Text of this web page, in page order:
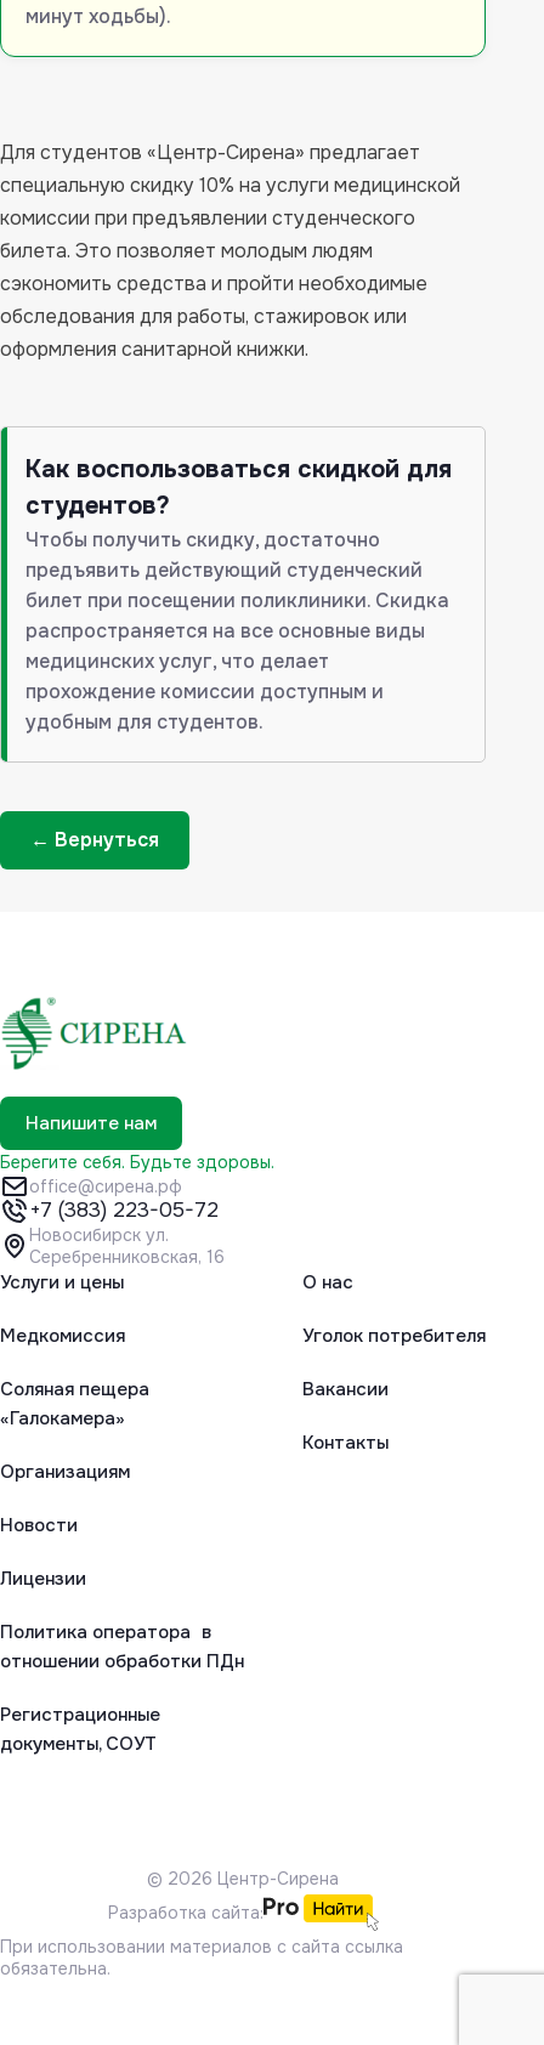
минут ходьбы).
Для студентов «Центр-Сирена» предлагает
специальную скидку 10% на услуги медицинской
комиссии при предъявлении студенческого
билета. Это позволяет молодым людям
сэкономить средства и пройти необходимые
обследования для работы, стажировок или
оформления санитарной книжки.
Как воспользоваться скидкой для
студентов?
Чтобы получить скидку, достаточно
предъявить действующий студенческий
билет при посещении поликлиники. Скидка
распространяется на все основные виды
медицинских услуг, что делает
прохождение комиссии доступным и
удобным для студентов.
← Вернуться
Новосибирск ул.
Серебренниковская, 16
+7 (383) 223-05-72
office@сирена.рф
Берегите себя. Будьте здоровы.
Напишите нам
Услуги и цены
Медкомиссия
Соляная пещера
«Галокамера»
Организациям
О нас
Уголок потребителя
Вакансии
Контакты
Новости
Лицензии
Политика оператора в
отношении обработки ПДн
Регистрационные
документы, СОУТ
© 2026 Центр-Сирена
Разработка сайта:
При использовании материалов с сайта ссылка
обязательна.